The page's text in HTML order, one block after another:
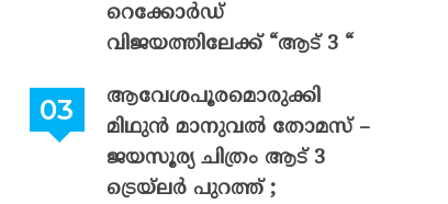
റെക്കോർഡ്
വിജയത്തിലേക്ക് “ആട് 3 “
ആവേശപൂരമൊരുക്കി
മിഥുൻ മാനുവൽ തോമസ് –
ജയസൂര്യ ചിത്രം ആട് 3
ട്രെയ്‌ലർ പുറത്ത് ;